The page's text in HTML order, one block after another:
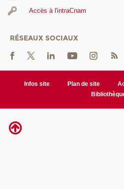
Accès à l'intraCnam
RÉSEAUX SOCIAUX
Infos site Plan de site